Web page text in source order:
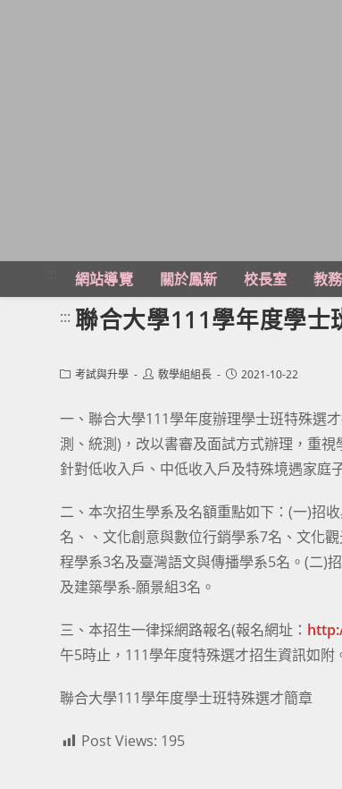
主
網站導覽 關於鳳新 校長室 教
::: 聯合大學111學年度學士
Post考試與升學
Post敎學組組長
Post2021-10-22
一、聯合大學111學年度辦理學士班特殊選
測、統測)，改以書審及面試方式辦理，重
針對低收入戶、中低收入戶及特殊境遇家庭
二、本次招生學系及名額重點如下：(一)招
名、、文化創意與數位行銷學系7名、文化
程學系3名及臺灣語文與傳播學系5名。(二)
及建築學系-願景組3名。
三、本招生一律採網路報名(報名網址：
午5時止，111學年度特殊選才招生資訊如
聯合大學111學年度學士班特殊選才簡章
Post Views: 195